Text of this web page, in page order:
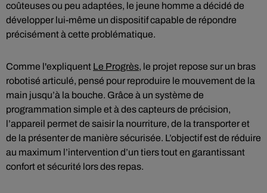
coûteuses ou peu adaptées, le jeune homme a décidé de
développer lui-même un dispositif capable de répondre
précisément à cette problématique.
Comme l'expliquent Le Progrès, le projet repose sur un bras
robotisé articulé, pensé pour reproduire le mouvement de la
main jusqu’à la bouche. Grâce à un système de
programmation simple et à des capteurs de précision,
l’appareil permet de saisir la nourriture, de la transporter et
de la présenter de manière sécurisée. L’objectif est de réduire
au maximum l’intervention d’un tiers tout en garantissant
confort et sécurité lors des repas.